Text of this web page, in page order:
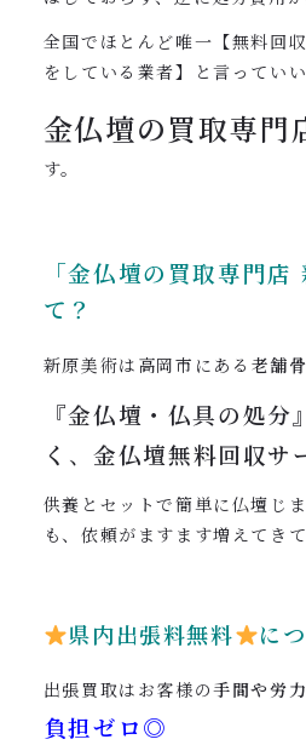
全国でほとんど唯一【無料回
をしている業者】と言っていい
金仏壇の買取専門
す。
「金仏壇の買取専門店
て？
新原美術は高岡市にある 老舗
『金仏壇・仏具の処分
く 、金仏壇無料回収サ
供養とセットで簡単に仏壇じ
も、依頼がますます増えてき
県内出張料無料 に
出張買取はお客様の手間や労
負担ゼロ◎